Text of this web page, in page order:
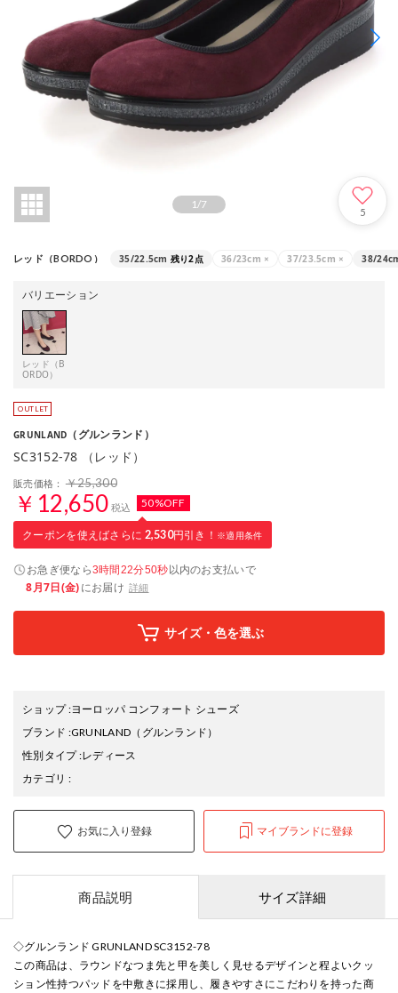
1 /7
5
レッド（BORDO） 35/22.5cm 残り2点 36/23cm × 37/23.5cm × 38/
バリエーション
レッド（B
ORDO）
GRUNLAND （グルンランド）
SC3152-78 （レッド）
販売価格： ￥25,300
￥12,650 税込 50%OFF
クーポンを使えばさらに 2,530円引き！ ※適用条件
お急ぎ便なら3時間22分49秒以内のお支払いで
8月7日(金)にお届け 詳細
サイズ・色を選ぶ
ショップ:ヨーロッパ コンフォート シューズ
ブランド :GRUNLAND （グルンランド）
性別タイプ:レディース
カテゴリ :
お気に入り登録 マイブランドに登録
商品説明 サイズ詳細
◇グルンランド GRUNLAND SC3152-78
この商品は、ラウンドなつま先と甲を美しく見せるデザインと程よいクッ
ション性持つパッドを中敷きに採用し、履きやすさにこだわりを持った商